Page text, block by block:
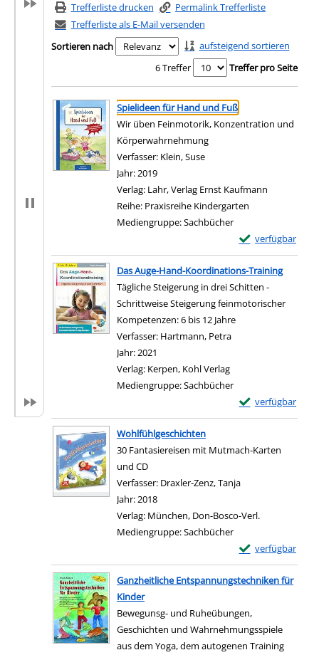
Trefferliste drucken
Permalink Trefferliste
Trefferliste als E-Mail versenden
Sortieren nach
aufsteigend sortieren
6 Treffer
Treffer pro Seite
Suchergebnis
Zu den Suchfiltern springen
Spielideen für Hand und Fuß
Wir üben Feinmotorik, Konzentration und
Körperwahrnehmung
Verfasser: Klein, Suse
Jahr:2019
Verlag: Lahr, Verlag Ernst Kaufmann
Reihe: Praxisreihe Kindergarten
Mediengruppe:Sachbücher
verfügbar
Exemplar-Details
Zum Download
Das Auge-Hand-Koordinations-Training
Tägliche Steigerung in drei Schitten -
Schrittweise Steigerung feinmotorischer
Kompetenzen: 6 bis 12 Jahre
Verfasser: Hartmann, Petra
Jahr:2021
Verlag: Kerpen, Kohl Verlag
Mediengruppe:Sachbücher
verfügbar
Exemplar-Details
Zum Download
Wohlfühlgeschichten
30 Fantasiereisen mit Mutmach-Karten
und CD
Verfasser: Draxler-Zenz, Tanja
Jahr:2018
Verlag: München, Don-Bosco-Verl.
Mediengruppe:Sachbücher
verfügbar
Exemplar-
Zum Download
Ganzheitliche Entspannungstechniken für
Kinder
Bewegunsg- und Ruheübungen,
Geschichten und Wahrnehmungsspiele
aus dem Yoga, dem autogenen Training